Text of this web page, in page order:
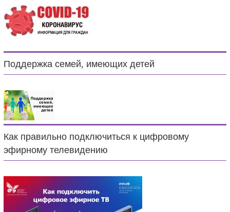
Поддержка семей, имеющих детей
Как правильно подключиться к цифровому
эфирному телевидению